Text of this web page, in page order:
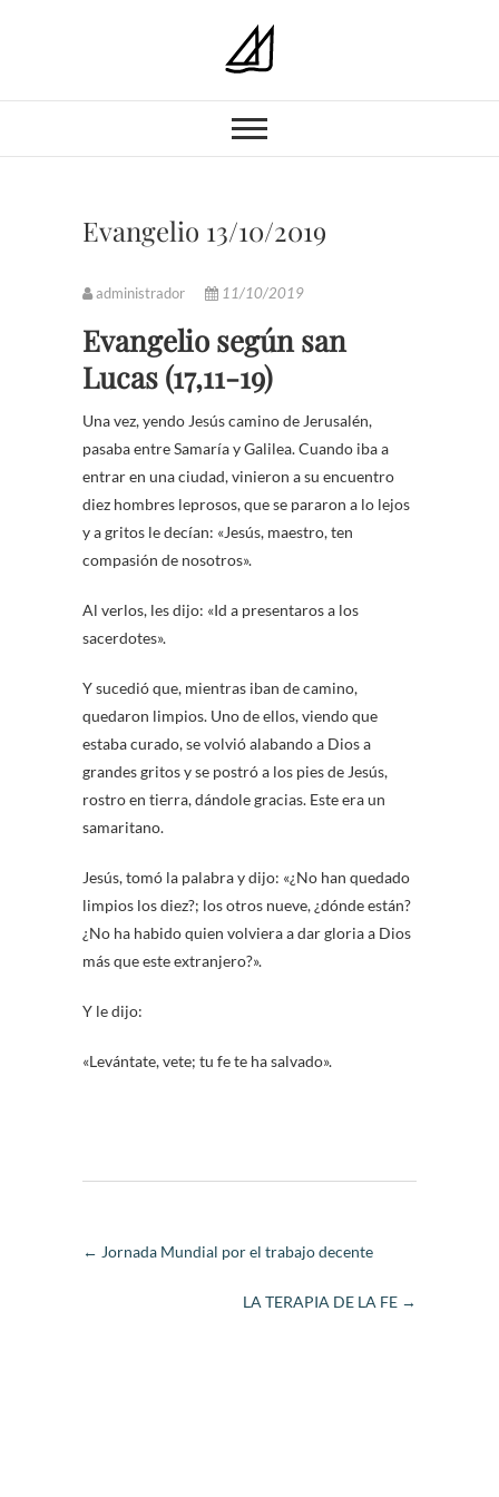
Parroquia Nuestra
Señora del
Carmen
Evangelio 13/10/2019
administrador 11/10/2019
Evangelio según san
Lucas (17,11-19)
Una vez, yendo Jesús camino de Jerusalén,
pasaba entre Samaría y Galilea. Cuando iba a
entrar en una ciudad, vinieron a su encuentro
diez hombres leprosos, que se pararon a lo lejos
y a gritos le decían: «Jesús, maestro, ten
compasión de nosotros».
Al verlos, les dijo: «Id a presentaros a los
sacerdotes».
Y sucedió que, mientras iban de camino,
quedaron limpios. Uno de ellos, viendo que
estaba curado, se volvió alabando a Dios a
grandes gritos y se postró a los pies de Jesús,
rostro en tierra, dándole gracias. Este era un
samaritano.
Jesús, tomó la palabra y dijo: «¿No han quedado
limpios los diez?; los otros nueve, ¿dónde están?
¿No ha habido quien volviera a dar gloria a Dios
más que este extranjero?».
Y le dijo:
«Levántate, vete; tu fe te ha salvado».
← Jornada Mundial por el trabajo decente
LA TERAPIA DE LA FE →